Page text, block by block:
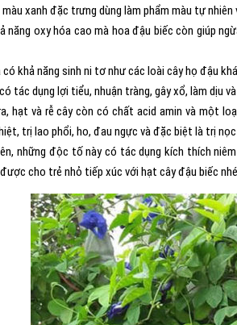
xanh đặc trưng dùng làm phẩm màu tự
năng oxy hóa cao mà hoa đậu biếc còn giúp
có khả năng sinh ni tơ như các loài cây họ đậu
tác dụng lợi tiểu, nhuận tràng, gây xổ, làm dịu
hạt và rễ cây còn có chất acid amin và một
trị lao phổi, ho, đau ngực và đặc biệt là trị nọc
những độc tố này có tác dụng kích thích
cho trẻ nhỏ tiếp xúc với hạt cây đậu biếc